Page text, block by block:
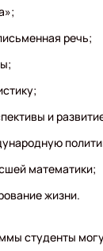
речь;
и
математики;
жизни.
студенты